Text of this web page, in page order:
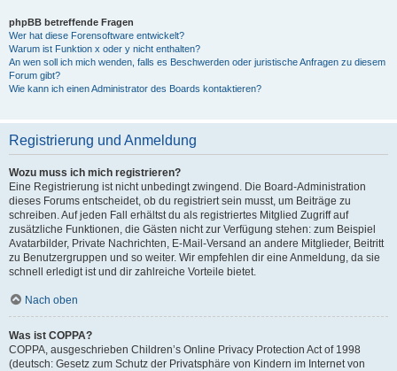
phpBB betreffende Fragen
Wer hat diese Forensoftware entwickelt?
Warum ist Funktion x oder y nicht enthalten?
An wen soll ich mich wenden, falls es Beschwerden oder juristische Anfragen zu diesem
Forum gibt?
Wie kann ich einen Administrator des Boards kontaktieren?
Registrierung und Anmeldung
Wozu muss ich mich registrieren?
Eine Registrierung ist nicht unbedingt zwingend. Die Board-Administration
dieses Forums entscheidet, ob du registriert sein musst, um Beiträge zu
schreiben. Auf jeden Fall erhältst du als registriertes Mitglied Zugriff auf
zusätzliche Funktionen, die Gästen nicht zur Verfügung stehen: zum Beispiel
Avatarbilder, Private Nachrichten, E-Mail-Versand an andere Mitglieder, Beitritt
zu Benutzergruppen und so weiter. Wir empfehlen dir eine Anmeldung, da sie
schnell erledigt ist und dir zahlreiche Vorteile bietet.
Nach oben
Was ist COPPA?
COPPA, ausgeschrieben Children’s Online Privacy Protection Act of 1998
(deutsch: Gesetz zum Schutz der Privatsphäre von Kindern im Internet von